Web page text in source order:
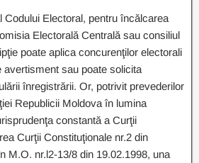
Codului Electoral, pentru încălcarea
Electorală Centrală sau consiliul
poate aplica concurenţilor electorali
sau poate solicita
înregistrării. Or, potrivit prevederilor
Republicii Moldova în lumina
constantă a Curţii
Curţii Constituţionale nr.2 din
M.O. nr.l2-13/8 din 19.02.1998, una